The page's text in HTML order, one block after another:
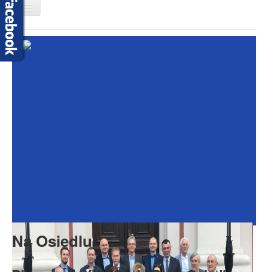
Przełącz
nawigację
Start
O nas
Rada Seniorów
Na Osiedlu